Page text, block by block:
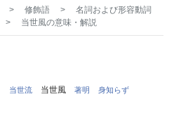
> 修飾語 >
名詞および形容動詞
> 当世風の意味・解説
当世流 当世風 著明 身知らず